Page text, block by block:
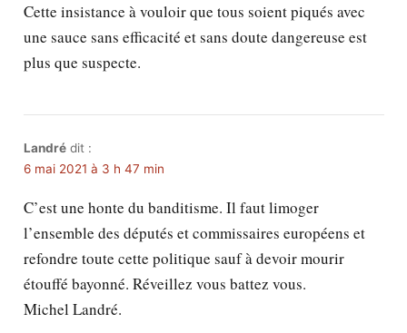
Cette insistance à vouloir que tous soient piqués avec
une sauce sans efficacité et sans doute dangereuse est
plus que suspecte.
Landré dit :
6 mai 2021 à 3 h 47 min
C’est une honte du banditisme. Il faut limoger
l’ensemble des députés et commissaires européens et
refondre toute cette politique sauf à devoir mourir
étouffé bayonné. Réveillez vous battez vous.
Michel Landré.